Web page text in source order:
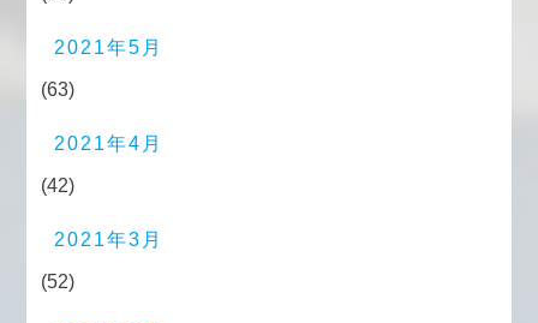
2021年5月
(63)
2021年4月
(42)
2021年3月
(52)